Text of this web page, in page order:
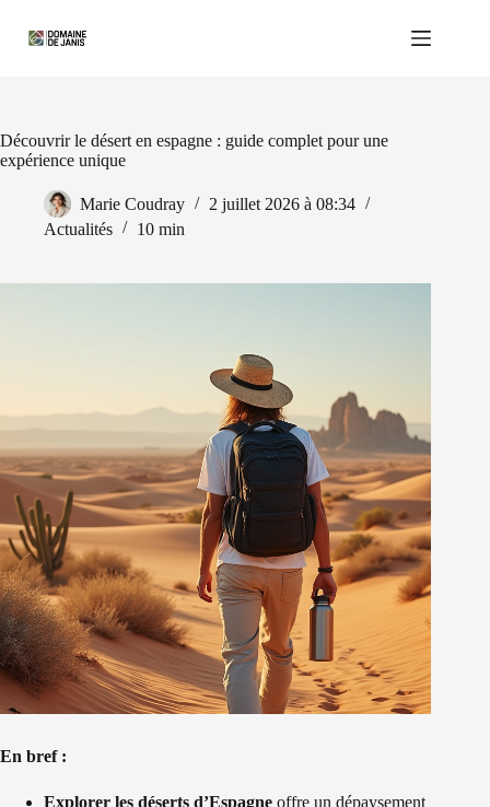
contenu
Découvrir le désert en espagne : guide complet pour une
expérience unique
Marie Coudray
2 juillet 2026 à 08:34
Actualités
10 min
En bref :
Explorer les déserts d’Espagne offre un dépaysement